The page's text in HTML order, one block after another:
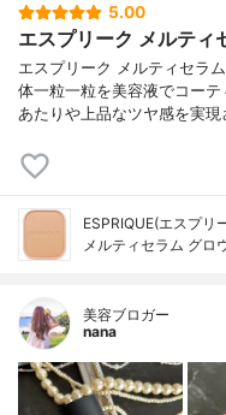
5.00
エスプリーク メルティ
エスプリーク メルティセラ
体一粒一粒を美容液でコー
あたりや上品なツヤ感を実
ESPRIQUE(エスプリ
メルティセラム グロ
美容ブロガー
nana